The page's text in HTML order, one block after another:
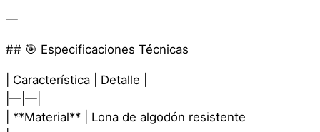
a
i
H
a
—
## 🎯 Especificaciones Técnicas
| Característica | Detalle |
|—|—|
| **Material** | Lona de algodón resistente